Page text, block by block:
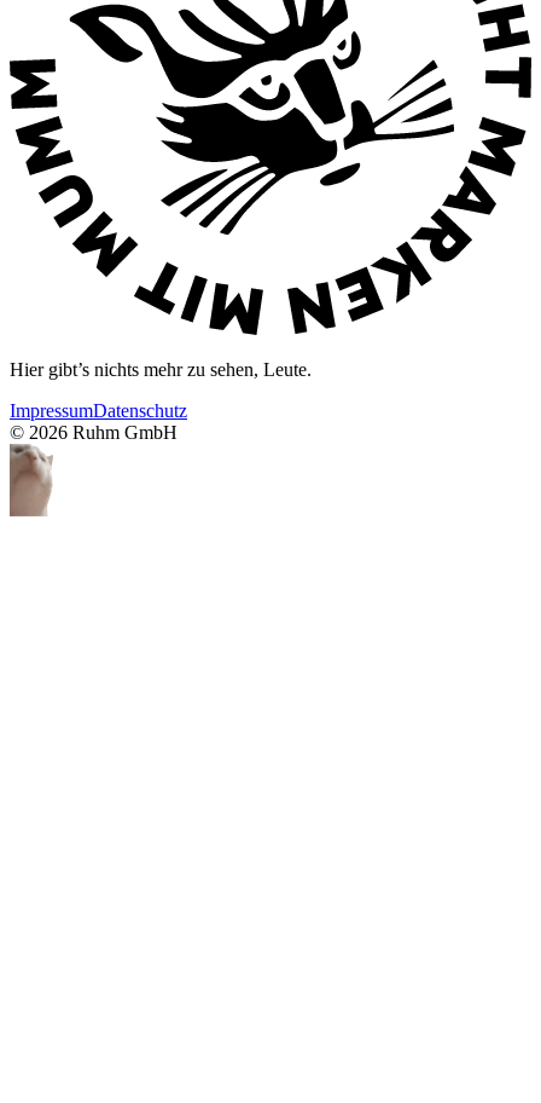
Hier gibt’s nichts mehr zu sehen, Leute.
ImpressumDatenschutz
© 2026 Ruhm GmbH